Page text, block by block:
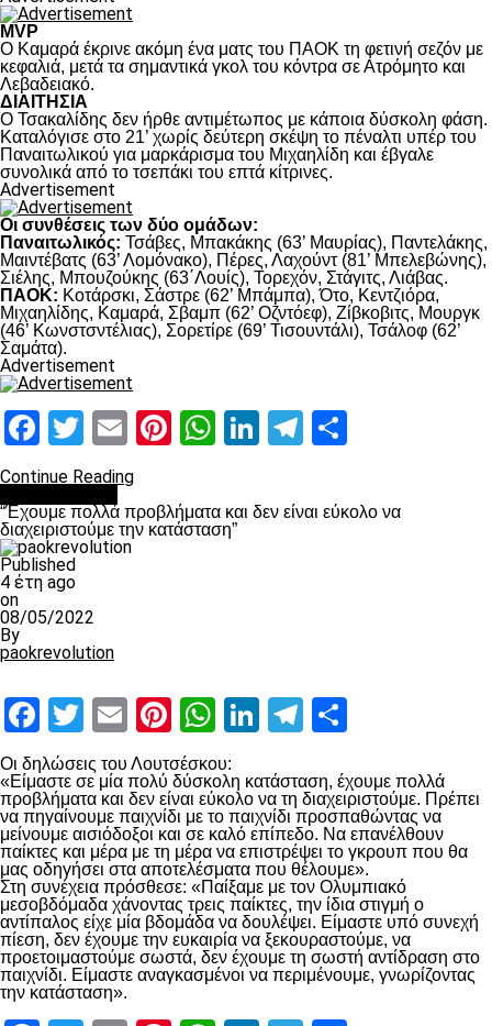
MVP
Ο Καμαρά έκρινε ακόμη ένα ματς του ΠΑΟΚ τη φετινή σεζόν με
κεφαλιά, μετά τα σημαντικά γκολ του κόντρα σε Ατρόμητο και
Λεβαδειακό.
ΔΙΑΙΤΗΣΙΑ
Ο Τσακαλίδης δεν ήρθε αντιμέτωπος με κάποια δύσκολη φάση.
Καταλόγισε στο 21’ χωρίς δεύτερη σκέψη το πέναλτι υπέρ του
Παναιτωλικού για μαρκάρισμα του Μιχαηλίδη και έβγαλε
συνολικά από το τσεπάκι του επτά κίτρινες.
Advertisement
Οι συνθέσεις των δύο ομάδων:
Παναιτωλικός: Τσάβες, Μπακάκης (63’ Μαυρίας), Παντελάκης,
Μαιντέβατς (63’ Λομόνακο), Πέρες, Λαχούντ (81’ Μπελεβώνης),
Σιέλης, Μπουζούκης (63΄Λουίς), Τορεχόν, Στάγιτς, Λιάβας.
ΠΑΟΚ: Κοτάρσκι, Σάστρε (62’ Μπάμπα), Ότο, Κεντζιόρα,
Μιχαηλίδης, Καμαρά, Σβαμπ (62’ Οζντόεφ), Ζίβκοβιτς, Μουργκ
(46’ Κωνστσντέλιας), Σορετίρε (69’ Τισουντάλι), Τσάλοφ (62’
Σαμάτα).
Advertisement
Facebook
Twitter
EmailPinterest
WhatsApp
LinkedIn
Telegram
Continue Reading
“Έχουμε πολλά προβλήματα και δεν είναι εύκολο να
διαχειριστούμε την κατάσταση”
Published
4 έτη ago
on
08/05/2022
By
paokrevolution
Facebook
Twitter
EmailPinterest
WhatsApp
LinkedIn
Telegram
Οι δηλώσεις του Λουτσέσκου:
«Είμαστε σε μία πολύ δύσκολη κατάσταση, έχουμε πολλά
προβλήματα και δεν είναι εύκολο να τη διαχειριστούμε. Πρέπει
να πηγαίνουμε παιχνίδι με το παιχνίδι προσπαθώντας να
μείνουμε αισιόδοξοι και σε καλό επίπεδο. Να επανέλθουν
παίκτες και μέρα με τη μέρα να επιστρέψει το γκρουπ που θα
μας οδηγήσει στα αποτελέσματα που θέλουμε».
Στη συνέχεια πρόσθεσε: «Παίξαμε με τον Ολυμπιακό
μεσοβδόμαδα χάνοντας τρεις παίκτες, την ίδια στιγμή ο
αντίπαλος είχε μία βδομάδα να δουλέψει. Είμαστε υπό συνεχή
πίεση, δεν έχουμε την ευκαιρία να ξεκουραστούμε, να
προετοιμαστούμε σωστά, δεν έχουμε τη σωστή αντίδραση στο
παιχνίδι. Είμαστε αναγκασμένοι να περιμένουμε, γνωρίζοντας
την κατάσταση».